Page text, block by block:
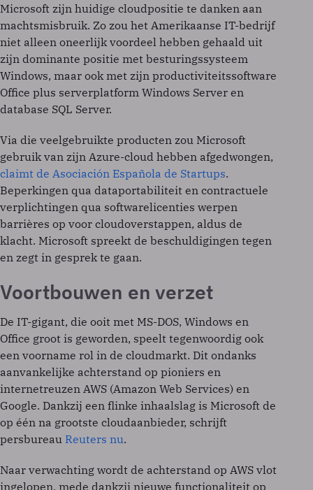
Microsoft zijn huidige cloudpositie te danken aan
machtsmisbruik. Zo zou het Amerikaanse IT-bedrijf
niet alleen oneerlijk voordeel hebben gehaald uit
zijn dominante positie met besturingssysteem
Windows, maar ook met zijn productiviteitssoftware
Office plus serverplatform Windows Server en
database SQL Server.
Via die veelgebruikte producten zou Microsoft
gebruik van zijn Azure-cloud hebben afgedwongen,
claimt de Asociación Española de Startups.
Beperkingen qua dataportabiliteit en contractuele
verplichtingen qua softwarelicenties werpen
barrières op voor cloudoverstappen, aldus de
klacht. Microsoft spreekt de beschuldigingen tegen
en zegt in gesprek te gaan.
Voortbouwen en verzet
De IT-gigant, die ooit met MS-DOS, Windows en
Office groot is geworden, speelt tegenwoordig ook
een voorname rol in de cloudmarkt. Dit ondanks
aanvankelijke achterstand op pioniers en
internetreuzen AWS (Amazon Web Services) en
Google. Dankzij een flinke inhaalslag is Microsoft de
op één na grootste cloudaanbieder, schrijft
persbureau Reuters nu.
Naar verwachting wordt de achterstand op AWS vlot
ingelopen, mede dankzij nieuwe functionaliteit op